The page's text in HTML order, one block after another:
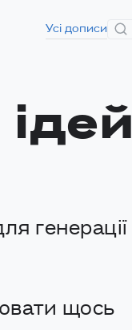
Усі дописи
ідей
генерації
щось